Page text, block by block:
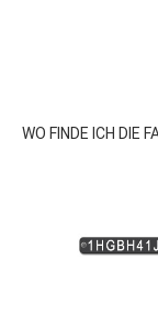
WO FINDE ICH DIE